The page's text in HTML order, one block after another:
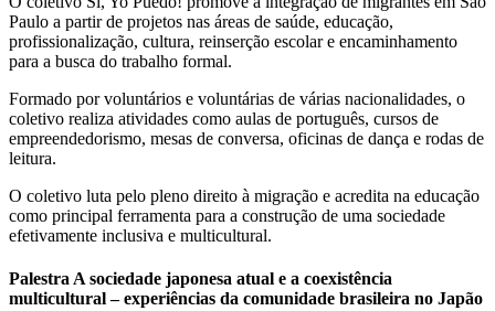
Paulo a partir de projetos nas áreas de saúde, educação,
profissionalização, cultura, reinserção escolar e encaminhamento
para a busca do trabalho formal.
Formado por voluntários e voluntárias de várias nacionalidades, o
coletivo realiza atividades como aulas de português, cursos de
empreendedorismo, mesas de conversa, oficinas de dança e rodas de
leitura.
O coletivo luta pelo pleno direito à migração e acredita na educação
como principal ferramenta para a construção de uma sociedade
efetivamente inclusiva e multicultural.
Palestra A sociedade japonesa atual e a coexistência
multicultural – experiências da comunidade brasileira no Japão